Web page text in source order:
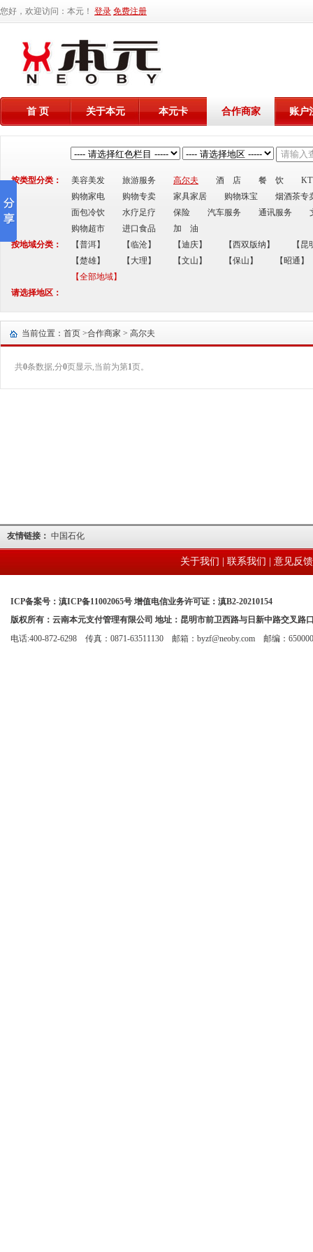
您好，欢迎访问：本元！ 登录 免费注册
首 页 关于本元 本元卡 合作商家 账户
按类型分类： 美容美发 旅游服务 高尔夫 酒 店 餐 饮
购物家电
购物专卖 家具家居 购物珠宝
烟酒茶专
面包冷饮
水疗足疗 保险 汽车服务 通讯服务
购物超市
进口食品
加 油
按地域分类：
【普洱】 【临沧】 【迪庆】 【西双版纳】
【昆
【楚雄】
【大理】 【文山】 【保山】
【昭通】
【全部地域】
请选择地区：
当前位置：首页 >合作商家 > 高尔夫
共0条数据,分0页显示,当前为第1页。
友情链接： 中国石化
关于我们 联系我们 意见反馈
ICP备案号：滇ICP备11002065号 增值电信业务许可证：滇B2-20210154
版权所有：云南本元支付管理有限公司 地址：昆明市前卫西路与日新中路交叉
电话:400-872-6298 传真：0871-63511130 邮箱：byzf@neoby.com 邮编：